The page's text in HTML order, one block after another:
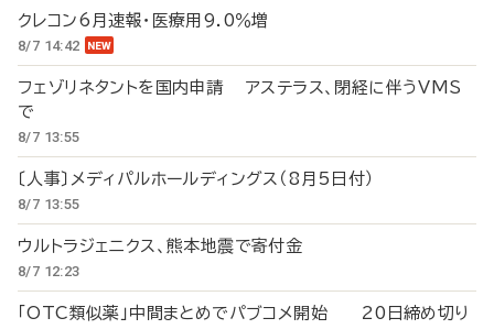
クレコン6月速報・医療用9.0％増
8/7 14:42
フェゾリネタントを国内申請 アステラス、閉経に伴うVMS
で
8/7 13:55
〔人事〕メディパルホールディングス（8月5日付）
8/7 13:55
ウルトラジェニクス、熊本地震で寄付金
8/7 12:23
「OTC類似薬」中間まとめでパブコメ開始 20日締め切り